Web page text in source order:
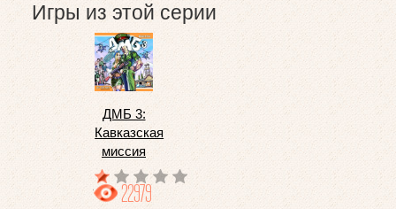
Игры из этой серии
ДМБ 3:
Кавказская
миссия
22979